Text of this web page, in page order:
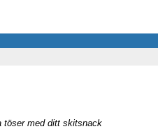
töser med ditt skitsnack